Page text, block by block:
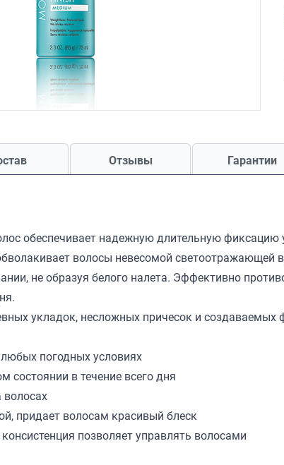
Отзывы Гарантии
обеспечивает надежную длительную
волосы невесомой светоотражающей
не образуя белого налета. Эффективно
укладок, несложных причесок и
погодных условиях
состоянии в течение всего дня
волосах
придает волосам красивый блеск
позволяет управлять волосами